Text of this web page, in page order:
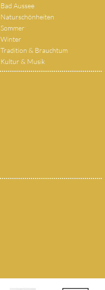
Bad Aussee
Naturschönheiten
Sommer
Winter
Tradition & Brauchtum
Kultur & Musik